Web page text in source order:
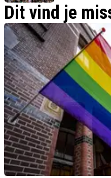
Dit vind je